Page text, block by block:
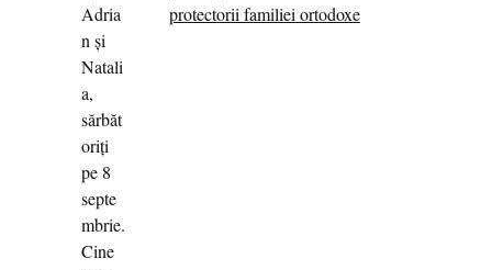
protectorii familiei ortodoxe